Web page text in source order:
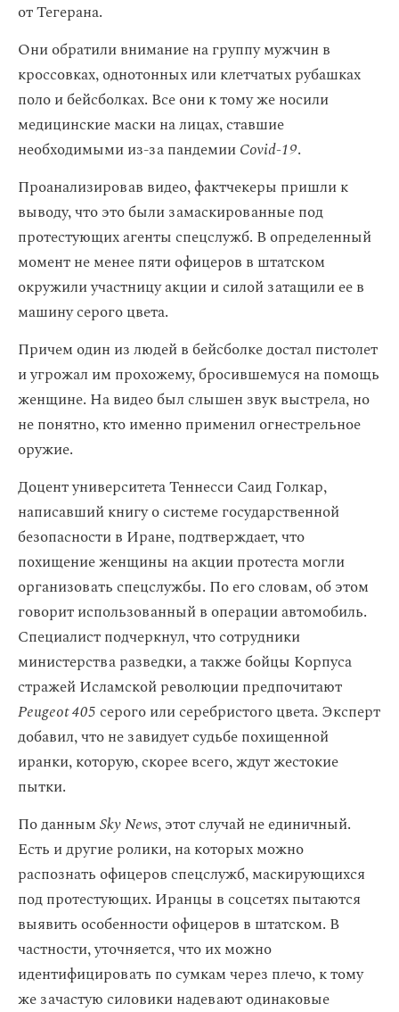
от Тегерана.
Они обратили внимание на группу мужчин в
кроссовках, однотонных или клетчатых рубашках
поло и бейсболках. Все они к тому же носили
медицинские маски на лицах, ставшие
необходимыми из-за пандемииCovid-19.
Проанализировав видео, фактчекеры пришли к
выводу, что это были замаскированные под
протестующих агенты спецслужб. В определенный
момент не менее пяти офицеров в штатском
окружили участницу акции и силой затащили ее в
машину серого цвета.
Причем один из людей в бейсболке достал пистолет
и угрожал им прохожему, бросившемуся на помощь
женщине. На видео был слышен звук выстрела, но
не понятно, кто именно применил огнестрельное
оружие.
Доцент университета Теннесси Саид Голкар,
написавший книгу о системе государственной
безопасности в Иране, подтверждает, что
похищение женщины на акции протеста могли
организовать спецслужбы. По его словам, об этом
говорит использованный в операции автомобиль.
Специалист подчеркнул, что сотрудники
министерства разведки, а также бойцы Корпуса
стражей Исламской революции предпочитают
Peugeot 405серого или серебристого цвета. Эксперт
добавил, что не завидует судьбе похищенной
иранки, которую, скорее всего, ждут жестокие
пытки.
По даннымSky News, этот случай не единичный.
Есть и другие ролики, на которых можно
распознать офицеров спецслужб, маскирующихся
под протестующих. Иранцы в соцсетях пытаются
выявить особенности офицеров в штатском. В
частности, уточняется, что их можно
идентифицировать по сумкам через плечо, к тому
же зачастую силовики надевают одинаковые